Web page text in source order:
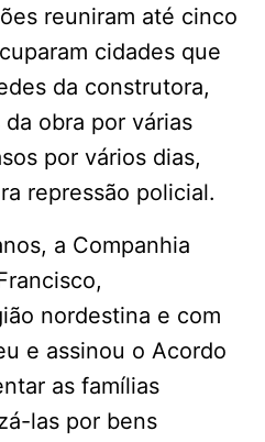
reuniram até cinco
cidades que
da construtora,
obra por várias
por vários dias,
repressão policial.
a Companhia
nordestina e com
e assinou o Acordo
as famílias
las por bens